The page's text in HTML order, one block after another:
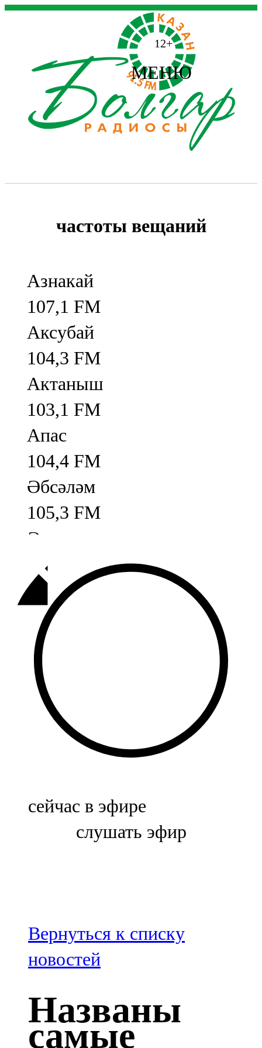
12+
МЕНЮ
частоты вещаний
Азнакай
107,1 FM
Аксубай
104,3 FM
Актаныш
103,1 FM
Апас
104,4 FM
Әбсәләм
105,3 FM
Әлмәт
92,9 FM
Базарлы матак
107,1 FM
Балык бистәсе
104,9 FM
Баулы
107,5 FM
Биләр
Болгар
100,3 FM
Зәй
106,6 FM
Кадыбаш
105,2 FM
сейчас в эфире
слушать эфир
Вернуться к списку
новостей
Названы
самые